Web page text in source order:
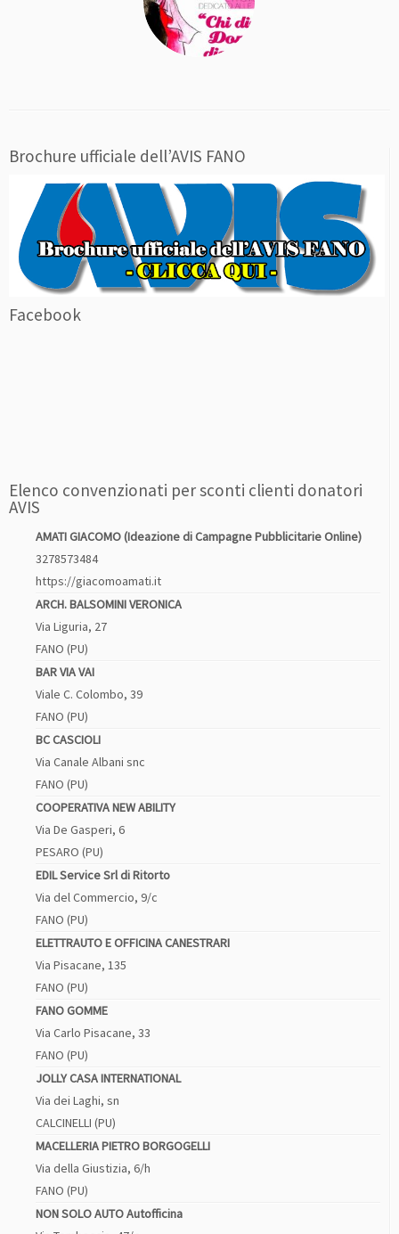
Brochure ufficiale dell’AVIS FANO
Facebook
Elenco convenzionati per sconti clienti donatori
AVIS
AMATI GIACOMO (Ideazione di Campagne Pubblicitarie Online)
3278573484
https://giacomoamati.it
ARCH. BALSOMINI VERONICA
Via Liguria, 27
FANO (PU)
BAR VIA VAI
Viale C. Colombo, 39
FANO (PU)
BC CASCIOLI
Via Canale Albani snc
FANO (PU)
COOPERATIVA NEW ABILITY
Via De Gasperi, 6
PESARO (PU)
EDIL Service Srl di Ritorto
Via del Commercio, 9/c
FANO (PU)
ELETTRAUTO E OFFICINA CANESTRARI
Via Pisacane, 135
FANO (PU)
FANO GOMME
Via Carlo Pisacane, 33
FANO (PU)
JOLLY CASA INTERNATIONAL
Via dei Laghi, sn
CALCINELLI (PU)
MACELLERIA PIETRO BORGOGELLI
Via della Giustizia, 6/h
FANO (PU)
NON SOLO AUTO Autofficina